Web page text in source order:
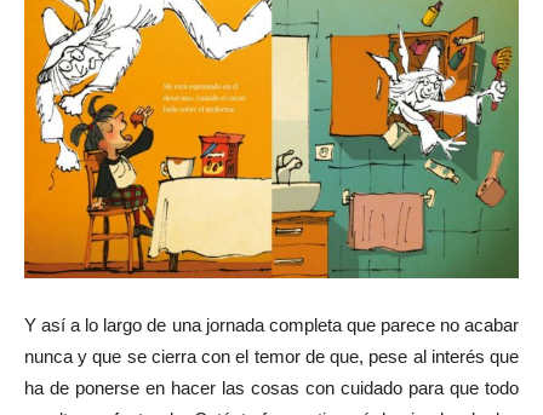
Y así a lo largo de una jornada completa que parece no acabar
nunca y que se cierra con el temor de que, pese al interés que
ha de ponerse en hacer las cosas con cuidado para que todo